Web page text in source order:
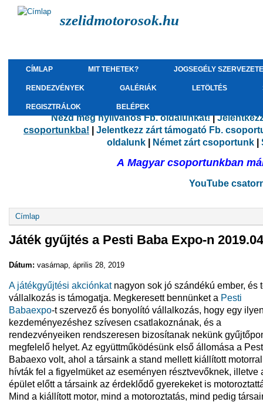
szelidmotorosok.hu
CÍMLAP MIT TEHETEK? JOGSEGÉLY
RENDEZVÉNYEK GALÉRIÁK LETÖLTÉS
REGISZTRÁLOK BELÉPEK
Nézd meg nyilvános Fb. oldalunkat!|
csoportunkba!
Jelentkezz zárt támogató Fb.
oldalunk
Német zárt csoportunk
A Magyar csoportunkban
YouTube
Jelenlegi hely
Címlap
Játék gyűjtés a Pesti Baba Expo-n
Dátum: vasárnap, április 28, 2019
A játékgyűjtési akciónkat nagyon sok jó szándékú ember, és
vállalkozás is támogatja. Megkeresett bennünket a Pesti
Babaexpo-t szervező és bonyolító vállalkozás, hogy egy
kezdeményezéshez szívesen csatlakoznának, és a
rendezvényeiken rendszeresen bizosítanak nekünk
megfelelő helyet. Az együttműködésünk első állomása a
Babaexo volt, ahol a társaink a stand mellett kiállított motorral
hívták fel a figyelmüket az eseményen résztvevőknek, illetve
épület előtt a társaink az érdeklődő gyerekeket is
Mind a kiállított motor, mind a motoroztatás, mind pedig